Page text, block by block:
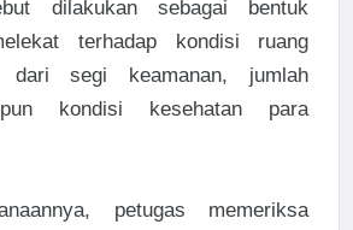
dilakukan sebagai bentuk
terhadap kondisi ruang
dari segi keamanan, jumlah
kondisi kesehatan para
petugas memeriksa